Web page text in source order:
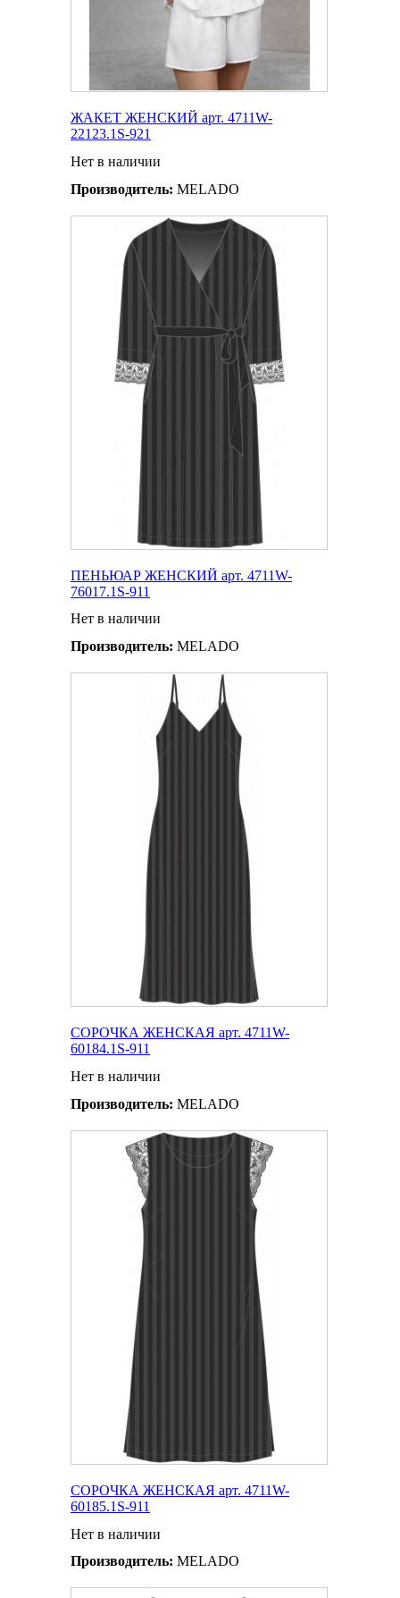
ЖАКЕТ ЖЕНСКИЙ арт. 4711W-
22123.1S-921
Нет в наличии
Производитель: MELADO
ПЕНЬЮАР ЖЕНСКИЙ арт. 4711W-
76017.1S-911
Нет в наличии
Производитель: MELADO
СОРОЧКА ЖЕНСКАЯ арт. 4711W-
60184.1S-911
Нет в наличии
Производитель: MELADO
СОРОЧКА ЖЕНСКАЯ арт. 4711W-
60185.1S-911
Нет в наличии
Производитель: MELADO